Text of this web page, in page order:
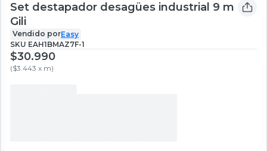
Set destapador desagües industrial 9 m
Gili
Vendido porEasy
SKU EAH1BMAZ7F-1
$30.990
($3.443 x m)